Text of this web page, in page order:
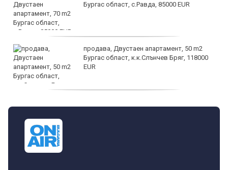
Бургас област, с.Равда, 85000 EUR
продава, Двустаен апартамент, 50 m2
Бургас област, к.к.Слънчев Бряг, 118000
EUR